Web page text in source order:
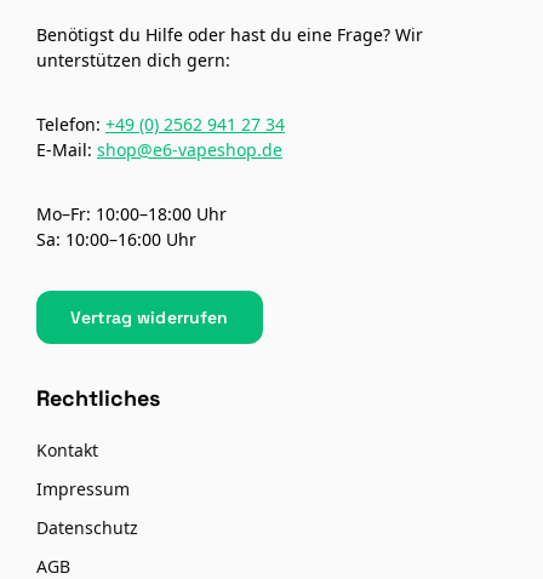
Benötigst du Hilfe oder hast du eine Frage? Wir
unterstützen dich gern:
Telefon: +49 (0) 2562 941 27 34
E-Mail: shop@e6-vapeshop.de
Mo–Fr: 10:00–18:00 Uhr
Sa: 10:00–16:00 Uhr
Vertrag widerrufen
Rechtliches
Kontakt
Impressum
Datenschutz
AGB